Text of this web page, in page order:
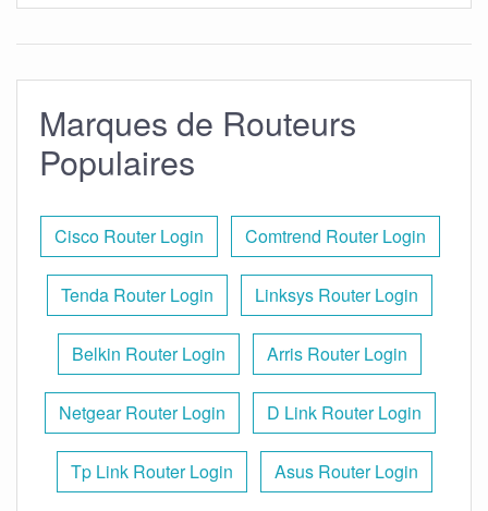
Marques de Routeurs
Populaires
Cisco Router Login Comtrend Router Login
Tenda Router Login Linksys Router Login
Belkin Router Login Arris Router Login
Netgear Router Login D Link Router Login
Tp Link Router Login Asus Router Login